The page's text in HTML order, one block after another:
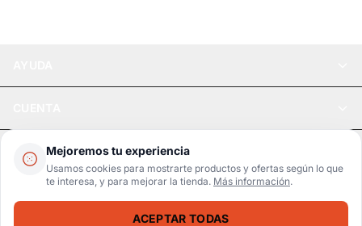
Mejoremos tu experiencia
Usamos cookies para mostrarte productos y ofertas según lo que
te interesa, y para mejorar la tienda. Más información.
ACEPTAR TODAS
LEGAL
Pago seguro SSL / Datos protegidos